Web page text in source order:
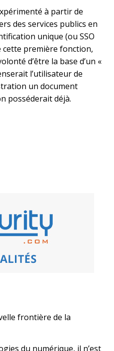
à partir de
des services publics en
unique (ou SSO
cette première fonction,
d’être la base d’un «
l’utilisateur de
un document
posséderait déjà.
frontière de la
du numérique, il n’est